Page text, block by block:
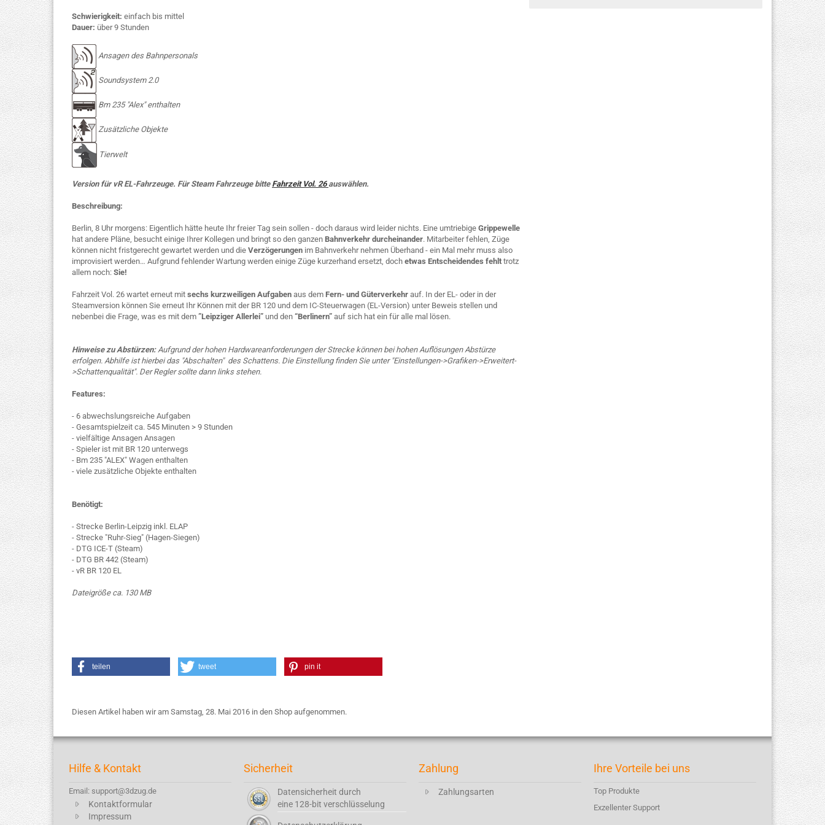
Schwierigkeit: einfach bis mittel
Dauer: über 9 Stunden
Ansagen des Bahnpersonals
Soundsystem 2.0
Bm 235 "Alex" enthalten
Zusätzliche Objekte
Tierwelt
Version für vR EL-Fahrzeuge. ​Für Steam Fahrzeuge bitte Fahrzeit Vol. 26 auswählen.
Beschreibung:
Berlin, 8 Uhr morgens: Eigentlich hätte heute Ihr freier Tag sein sollen - doch daraus wird leider nichts. Eine umtriebige Grippewelle
hat andere Pläne, besucht einige Ihrer Kollegen und bringt so den ganzen Bahnverkehr durcheinander. Mitarbeiter fehlen, Züge
können nicht fristgerecht gewartet werden und die Verzögerungen im Bahnverkehr nehmen Überhand - ein Mal mehr muss also
improvisiert werden… Aufgrund fehlender Wartung werden einige Züge kurzerhand ersetzt, doch etwas Entscheidendes fehlt trotz
allem noch: Sie!
Fahrzeit Vol. 26 wartet erneut mit sechs kurzweiligen Aufgaben aus dem Fern- und Güterverkehr auf. In der EL- oder in der
Steamversion können Sie erneut Ihr Können mit der BR 120 und dem IC-Steuerwagen (EL-Version) unter Beweis stellen und
nebenbei die Frage, was es mit dem ”Leipziger Allerlei” und den “Berlinern” auf sich hat ein für alle mal lösen.
Hinweise zu Abstürzen:Aufgrund der hohen Hardwareanforderungen der Strecke können bei hohen Auflösungen Abstürze
erfolgen. Abhilfe ist hierbei das "Abschalten" des Schattens. Die Einstellung finden Sie unter "Einstellungen->Grafiken->Erweitert-
>Schattenqualität". Der Regler sollte dann links stehen.
Features:
- 6 abwechslungsreiche Aufgaben
- Gesamtspielzeit ca. 545 Minuten > 9 Stunden
- vielfältige Ansagen Ansagen
- Spieler ist mit BR 120 unterwegs
- Bm 235 "ALEX" Wagen enthalten
- viele zusätzliche Objekte enthalten
Benötigt:
- Strecke Berlin-Leipzig inkl. ELAP
- Strecke "Ruhr-Sieg" (Hagen-Siegen)
- DTG ICE-T (Steam)
- DTG BR 442 (Steam)
- vR BR 120 EL
Dateigröße ca. 130 MB
teilen tweet pin it
Diesen Artikel haben wir am Samstag, 28. Mai 2016 in den Shop aufgenommen.
Hilfe & Kontakt
Email: support@3dzug.de
Kontaktformular
Impressum
Sicherheit
Datensicherheit durch
eine 128-bit verschlüsselung
Zahlung
Zahlungsarten
Ihre Vorteile bei uns
Top Produkte
Exzellenter Support